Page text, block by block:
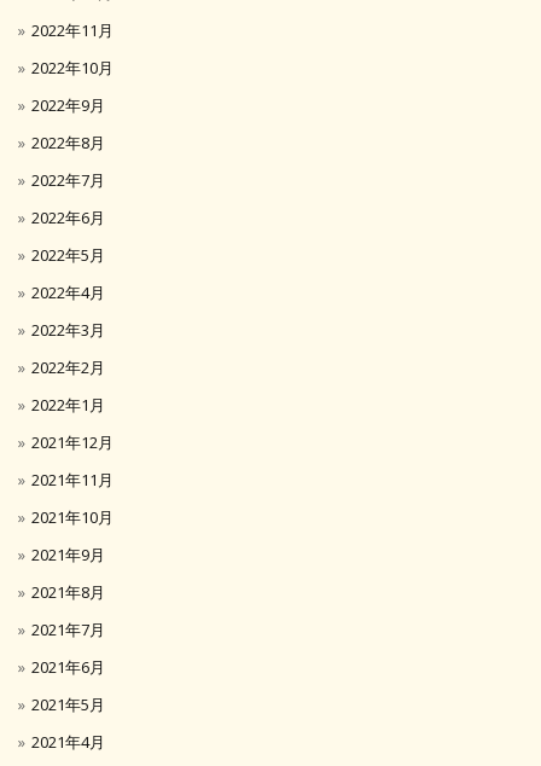
2022年11月
2022年10月
2022年9月
2022年8月
2022年7月
2022年6月
2022年5月
2022年4月
2022年3月
2022年2月
2022年1月
2021年12月
2021年11月
2021年10月
2021年9月
2021年8月
2021年7月
2021年6月
2021年5月
2021年4月